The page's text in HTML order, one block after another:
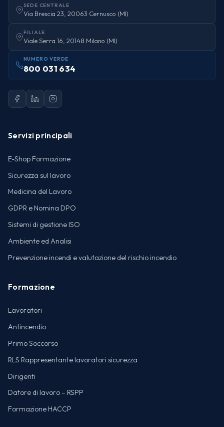
SEDE CENTRALE
Via Brescia 23, 20063 Cernusco (MI)
FILIALE
Viale Serra 16, 20148 Milano (MI)
NUMERO VERDE
800 031 634
Servizi principali
E-Shop Formazione
Sicurezza sul lavoro
Medicina del Lavoro
GDPR e Nomina DPO
Sistemi di gestione ISO
Ambiente ed Analisi
Prevenzione incendi e valutazione del rischio incendio
Formazione
Lavoratori
Antincendio
Primo Soccorso
RLS Rappresentante lavoratori sicurezza
Dirigenti
Datore di lavoro – RSPP
Formazione HACCP